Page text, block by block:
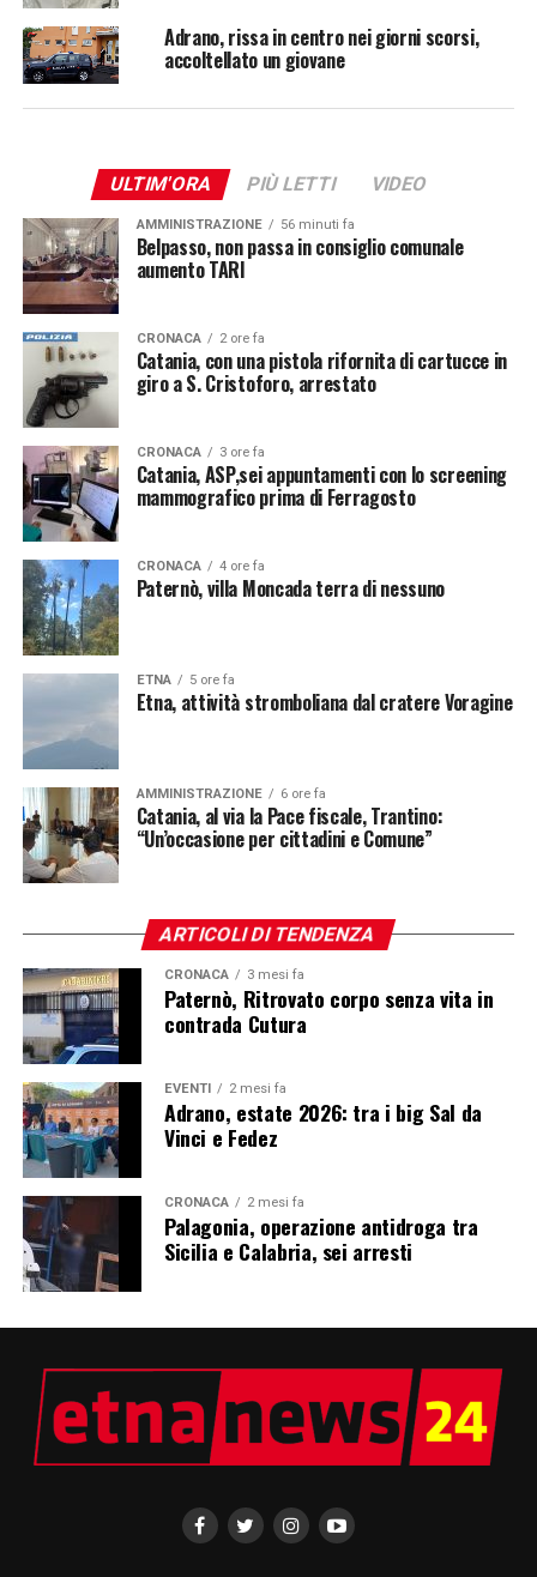
Adrano, rissa in centro nei giorni scorsi,
accoltellato un giovane
ULTIM'ORA PIÙ LETTI VIDEO
AMMINISTRAZIONE 56 minuti fa
Belpasso, non passa in consiglio comunale
aumento TARI
CRONACA 2 ore fa
Catania, con una pistola rifornita di cartucce in
giro a S. Cristoforo, arrestato
CRONACA 3 ore fa
Catania, ASP,sei appuntamenti con lo screening
mammografico prima di Ferragosto
CRONACA 4 ore fa
Paternò, villa Moncada terra di nessuno
ETNA 5 ore fa
Etna, attività stromboliana dal cratere Voragine
AMMINISTRAZIONE 6 ore fa
Catania, al via la Pace fiscale, Trantino:
“Un’occasione per cittadini e Comune”
ARTICOLI DI TENDENZA
CRONACA 3 mesi fa
Paternò, Ritrovato corpo senza vita in
contrada Cutura
EVENTI 2 mesi fa
Adrano, estate 2026: tra i big Sal da
Vinci e Fedez
CRONACA 2 mesi fa
Palagonia, operazione antidroga tra
Sicilia e Calabria, sei arresti